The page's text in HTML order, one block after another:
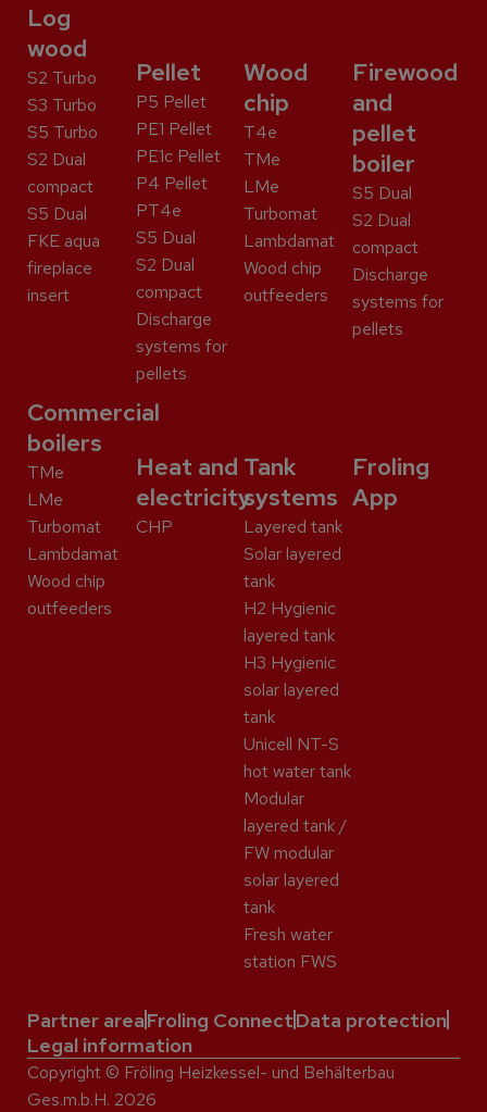
Log
wood
S2 Turbo
S3 Turbo
S5 Turbo
S2 Dual
compact
S5 Dual
FKE aqua
fireplace
insert
Pellet
P5 Pellet
PE1 Pellet
PE1c Pellet
P4 Pellet
PT4e
S5 Dual
S2 Dual
compact
Discharge
systems for
pellets
Wood
chip
T4e
TMe
LMe
Turbomat
Lambdamat
Wood chip
outfeeders
Firewood
and
pellet
boiler
S5 Dual
S2 Dual
compact
Discharge
systems for
pellets
Commercial
boilers
TMe
LMe
Turbomat
Lambdamat
Wood chip
outfeeders
Heat and
electricity
CHP
Tank
systems
Layered tank
Solar layered
tank
H2 Hygienic
layered tank
H3 Hygienic
solar layered
tank
Unicell NT-S
hot water tank
Modular
layered tank /
FW modular
solar layered
tank
Fresh water
station FWS
Froling
App
Partner areaFroling ConnectData protection
Legal information
Copyright © Fröling Heizkessel- und Behälterbau
Ges.m.b.H. 2026